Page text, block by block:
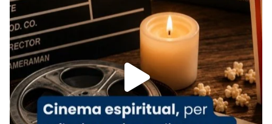
Arquebisbat de Barcelonais at Catedral
de Barcelona.
1 week ago
Aquest dilluns, 27 de juliol, ha tingut lloc la
missa d’acció de gràcies en agraïment al
comitè organitzador de la visita apostòlica
del Sant Pare Lleó XIV a Barcelona, i als
col·laboradors, a la Catedral de Barcelona.